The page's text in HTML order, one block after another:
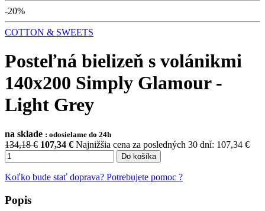
-20%
COTTON & SWEETS
Posteľná bielizeň s volánikmi
140x200 Simply Glamour -
Light Grey
na sklade : odosielame do 24h
134,18 € 107,34 € Najnižšia cena za posledných 30 dní: 107,34 €
Do košíka
Koľko bude stať doprava? Potrebujete pomoc ?
Popis